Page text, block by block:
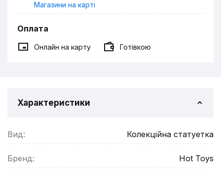
Магазини на карті
Оплата
Онлайн на карту Готівкою
Характеристики
Вид: Колекційна статуетка
Бренд: Hot Toys